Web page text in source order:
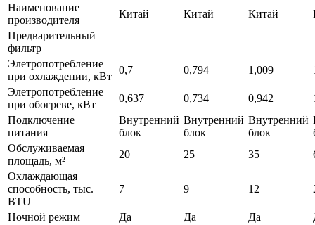
Наименование
производителя
Китай Китай Китай
Предварительный
фильтр
Элетропотребление
при охлаждении, кВт
0,7 0,794 1,009
Элетропотребление
при обогреве, кВт
0,637 0,734 0,942
Подключение
питания
Внутренний
блок
Внутренний
блок
Внутренний
блок
Обслуживаемая
площадь, м²
20 25 35
Охлаждающая
способность, тыс.
BTU
7 9 12
Ночной режим Да Да Да